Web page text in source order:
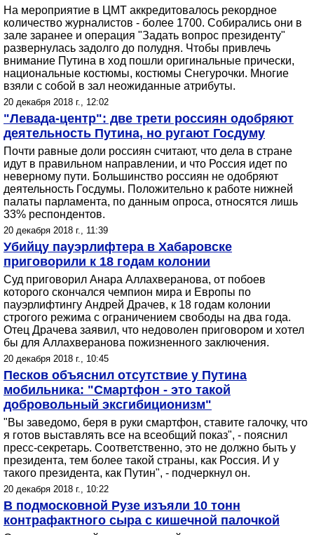
На мероприятие в ЦМТ аккредитовалось рекордное
количество журналистов - более 1700. Собирались они в
зале заранее и операция "Задать вопрос президенту"
развернулась задолго до полудня. Чтобы привлечь
внимание Путина в ход пошли оригинальные прически,
национальные костюмы, костюмы Снегурочки. Многие
взяли с собой в зал неожиданные атрибуты.
20 декабря 2018 г., 12:02
"Левада-центр": две трети россиян одобряют
деятельность Путина, но ругают Госдуму
Почти равные доли россиян считают, что дела в стране
идут в правильном направлении, и что Россия идет по
неверному пути. Большинство россиян не одобряют
деятельность Госдумы. Положительно к работе нижней
палаты парламента, по данным опроса, относятся лишь
33% респондентов.
20 декабря 2018 г., 11:39
Убийцу пауэрлифтера в Хабаровске
приговорили к 18 годам колонии
Суд приговорил Анара Аллахверанова, от побоев
которого скончался чемпион мира и Европы по
пауэрлифтингу Андрей Драчев, к 18 годам колонии
строгого режима с ограничением свободы на два года.
Отец Драчева заявил, что недоволен приговором и хотел
бы для Аллахверанова пожизненного заключения.
20 декабря 2018 г., 10:45
Песков объяснил отсутствие у Путина
мобильника: "Смартфон - это такой
добровольный эксгибиционизм"
"Вы заведомо, беря в руки смартфон, ставите галочку, что
я готов выставлять все на всеобщий показ", - пояснил
пресс-секретарь. Соответственно, это не должно быть у
президента, тем более такой страны, как Россия. И у
такого президента, как Путин", - подчеркнул он.
20 декабря 2018 г., 10:22
В подмосковной Рузе изъяли 10 тонн
контрафактного сыра с кишечной палочкой